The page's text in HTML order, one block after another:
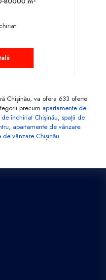
Chișinău, va ofera 633 oferte
precum apartamente de
închiriat Chișinău, spații de
, apartamente de vânzare
de vânzare Chișinău.